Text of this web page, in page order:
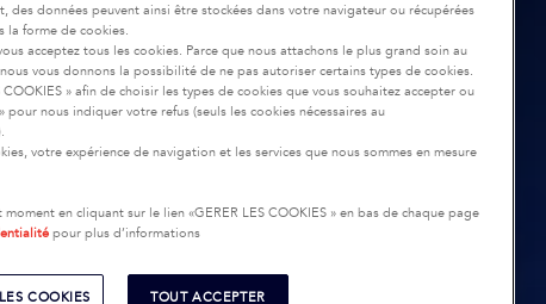
des données peuvent ainsi être stockées dans votre navigateur ou récupérées
la forme de cookies.
acceptez tous les cookies. Parce que nous attachons le plus grand soin au
vous donnons la possibilité de ne pas autoriser certains types de cookies.
COOKIES » afin de choisir les types de cookies que vous souhaitez accepter ou
pour nous indiquer votre refus (seuls les cookies nécessaires au
votre expérience de navigation et les services que nous sommes en mesure
en cliquant sur le lien «GERER LES COOKIES » en bas de chaque page
pour plus d’informations
COOKIES TOUT ACCEPTER